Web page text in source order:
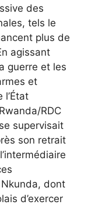
des
tels le
plus de
agissant
guerre et les
et
RDC
supervisait
son retrait
dont
d’exercer